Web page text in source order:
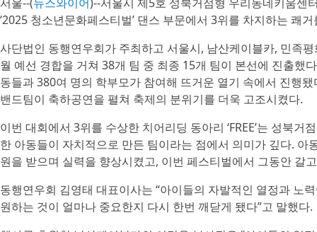
‘2025 청소년문화페스티벌’ 댄스 부문에서 3위를 차지하는 쾌
사단법인 동행연우회가 주최하고 서울시, 남산케이블카, 민족
월 예선 경합을 거쳐 38개 팀 중 최종 15개 팀이 본선에 진출했
동들과 380여 명의 학부모가 참여해 뜨거운 열기 속에서 진행
밴드팀이 축하공연을 펼쳐 축제의 분위기를 더욱 고조시켰다.
이번 대회에서 3위를 수상한 치어리딩 동아리 ‘FREE’는 성북
한 아동들이 자치적으로 만든 팀이라는 점에서 의미가 깊다.
원을 받으며 실력을 향상시켰고, 이번 페스티벌에서 그동안 갈
동행연우회 김영태 대표이사는 “아이들의 자발적인 열정과 노
원하는 것이 얼마나 중요한지 다시 한번 깨닫게 됐다”고 말했다.